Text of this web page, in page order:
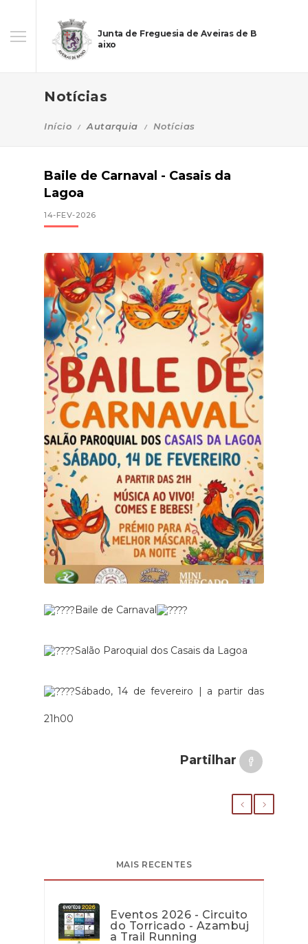
Junta de Freguesia de Aveiras de B
aixo
Notícias
Início Autarquia Notícias
Baile de Carnaval - Casais da
Lagoa
14-FEV-2026
Baile de Carnaval
Salão Paroquial dos Casais da Lagoa
Sábado, 14 de fevereiro | a partir das
21h00
Partilhar
MAIS RECENTES
Eventos 2026 - Circuito
do Torricado - Azambuj
a Trail Running